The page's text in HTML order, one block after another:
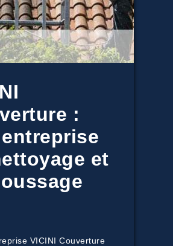
:
et
VICINI Couverture